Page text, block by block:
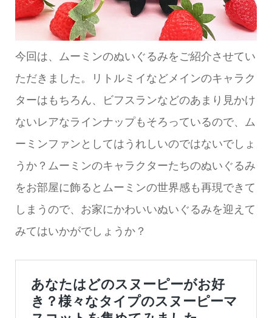
今回は、ムーミンのぬいぐるみをご紹介させてい
ただきました。リトルミイなどメインのキャラク
ターはもちろん、ビフスランなどのあまり見かけ
ないレアなラインナップもそろっているので、ム
ーミンファンとしてはうれしいのではないでしょ
うか？ムーミンのキャラクターたちのぬいぐるみ
をお部屋に飾るとムーミンの世界感も再現できて
しまうので、お家にかわいいぬいぐるみを迎えて
みてはいかがでしょうか？